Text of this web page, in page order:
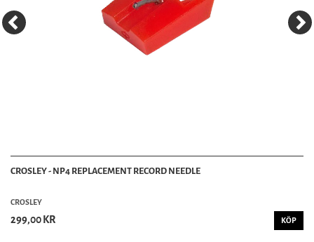
CROSLEY - NP4 REPLACEMENT RECORD NEEDLE
CROSLEY
299,00 KR KÖP